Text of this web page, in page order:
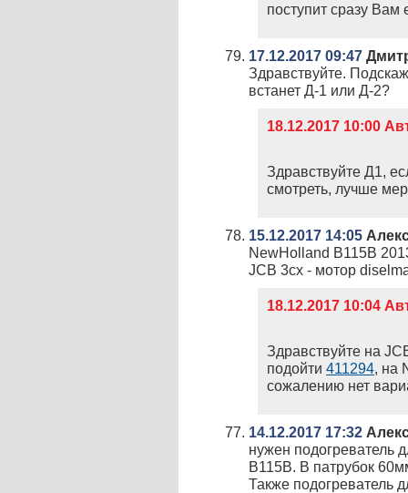
поступит сразу Вам
17.12.2017 09:47
Здравствуйте.
встанет Д-1 или Д-2?
18.12.2017 10:00
Здравствуйте Д1,
смотреть, лучше
15.12.2017 14:05
NewHolland B115B
JCB 3cx - мотор
18.12.2017 10:04
Здравствуйте на
подойти 411294, на
сожалению нет
14.12.2017 17:32
нужен подогреватель
B115B. В патрубок
Также подогреватель